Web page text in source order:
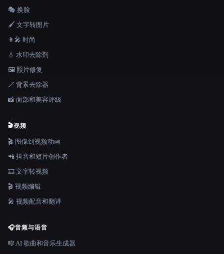
🎭 换脸
🖌️ 文字转图片
👩‍🎤 时尚
💧 水印去除剂
🖼️ 照片修复
🪄 背景去除器
📸 面部和美容评级
🎬视频
🎬 图像到视频动画
📲 抖音和短片创作者
🎞️ 文字转视频
🎬 视频编辑
🎤 视频配音和翻译
🎧音频与语音
🎼 AI 歌曲和音乐生成器